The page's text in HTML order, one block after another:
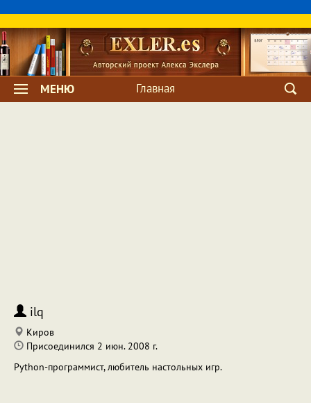
МЕНЮ Главная
ilq
Киров
Присоединился 2 июн. 2008 г.
Python-программист, любитель настольных игр.